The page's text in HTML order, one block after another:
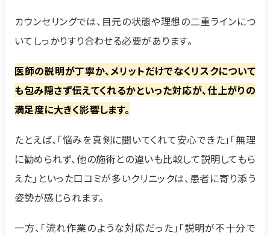
カウンセリングでは、目元の状態や理想の二重ラインにつ
いてしっかりすり合わせる必要があります。
医師の説明が丁寧か、メリットだけでなくリスクについて
も包み隠さず伝えてくれるかといった対応が、仕上がりの
満足度に大きく影響します。
たとえば、「悩みを真剣に聞いてくれて安心できた」「無理
に勧められず、他の施術との違いも比較して説明してもら
えた」といった口コミが多いクリニックは、患者に寄り添う
姿勢が感じられます。
一方、「流れ作業のような対応だった」「説明が不十分で